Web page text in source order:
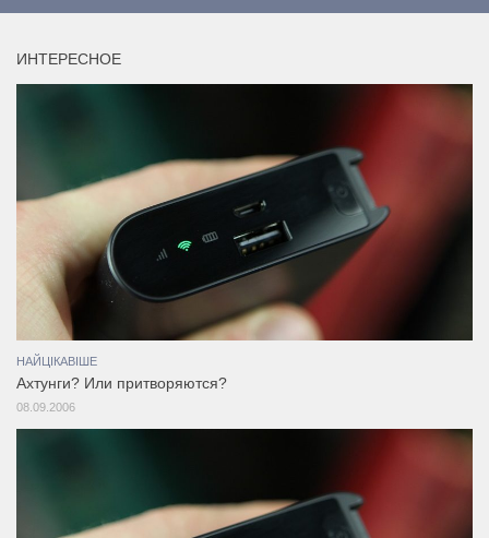
ИНТЕРЕСНОЕ
НАЙЦІКАВІШЕ
Ахтунги? Или притворяются?
08.09.2006